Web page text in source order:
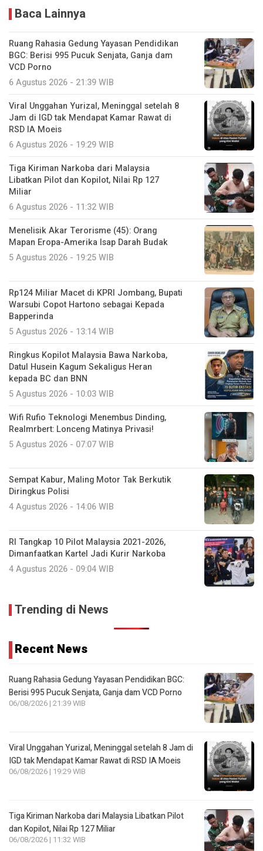
Baca Lainnya
Ruang Rahasia Gedung Yayasan Pendidikan
BGC: Berisi 995 Pucuk Senjata, Ganja dam
VCD Porno
6 Agustus 2026 - 21:39 WIB
Viral Unggahan Yurizal, Meninggal setelah 8
Jam di IGD tak Mendapat Kamar Rawat di
RSD IA Moeis
6 Agustus 2026 - 19:29 WIB
Tiga Kiriman Narkoba dari Malaysia
Libatkan Pilot dan Kopilot, Nilai Rp 127
Miliar
6 Agustus 2026 - 11:32 WIB
Menelisik Akar Terorisme (45): Orang
Mapan Eropa-Amerika Isap Darah Budak
5 Agustus 2026 - 19:25 WIB
Rp124 Miliar Macet di KPRI Jombang, Bupati
Warsubi Copot Hartono sebagai Kepada
Bapperinda
5 Agustus 2026 - 13:14 WIB
Ringkus Kopilot Malaysia Bawa Narkoba,
Datul Husein Kagum Sekaligus Heran
kepada BC dan BNN
5 Agustus 2026 - 10:03 WIB
Wifi Rufio Teknologi Menembus Dinding,
Realmrbert: Lonceng Matinya Privasi!
5 Agustus 2026 - 07:07 WIB
Sempat Kabur, Maling Motor Tak Berkutik
Diringkus Polisi
4 Agustus 2026 - 14:06 WIB
RI Tangkap 10 Pilot Malaysia 2021-2026,
Dimanfaatkan Kartel Jadi Kurir Narkoba
4 Agustus 2026 - 09:04 WIB
Trending di News
Recent News
Ruang Rahasia Gedung Yayasan Pendidikan BGC:
Berisi 995 Pucuk Senjata, Ganja dam VCD Porno
06/08/2026 | 21:39 WIB
Viral Unggahan Yurizal, Meninggal setelah 8 Jam di
IGD tak Mendapat Kamar Rawat di RSD IA Moeis
06/08/2026 | 19:29 WIB
Tiga Kiriman Narkoba dari Malaysia Libatkan Pilot
dan Kopilot, Nilai Rp 127 Miliar
06/08/2026 | 11:32 WIB